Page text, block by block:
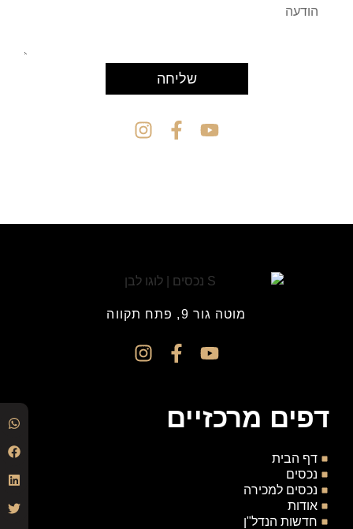
שליחה
מוטה גור 9, פתח תקווה
דפים מרכזיים
דף הבית
נכסים
נכסים למכירה
אודות
חדשות הנדל"ן